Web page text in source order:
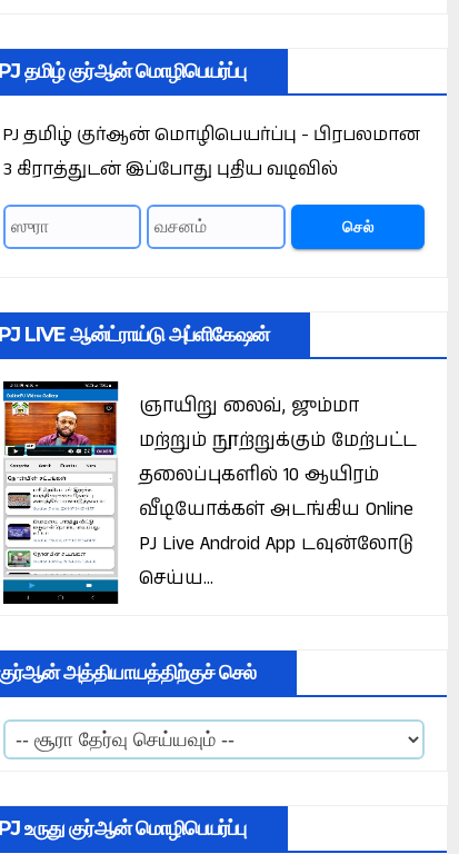
PJ தமிழ் குர்ஆன் மொழிபெயர்ப்பு
PJ தமிழ் குர்ஆன் மொழிபெயர்ப்பு - பிரபலமான
3 கிராத்துடன் இப்போது புதிய வடிவில்
செல்
PJ LIVE ஆன்ட்ராய்டு அப்ளிகேஷன்
ஞாயிறு லைவ், ஜும்மா
மற்றும் நூற்றுக்கும் மேற்பட்ட
தலைப்புகளில் 10 ஆயிரம்
வீடியோக்கள் அடங்கிய Online
PJ Live Android App டவுன்லோடு
செய்ய...
அத்தியாயத்திற்குச் செல்
PJ உருது குர்ஆன் மொழிபெயர்ப்பு